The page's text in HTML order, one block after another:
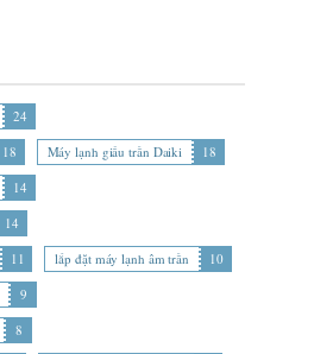
24
18 Máy lạnh giấu trần Daiki
18
14
14
11 lắp đặt máy lạnh âm trần
10
9
8